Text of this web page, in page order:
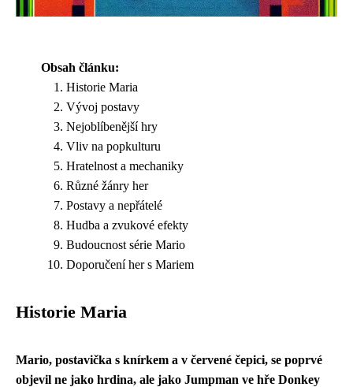
Obsah článku:
Historie Maria
Vývoj postavy
Nejoblíbenější hry
Vliv na popkulturu
Hratelnost a mechaniky
Různé žánry her
Postavy a nepřátelé
Hudba a zvukové efekty
Budoucnost série Mario
Doporučení her s Mariem
Historie Maria
Mario, postavička s knírkem a v červené čepici, se poprvé
objevil ne jako hrdina, ale jako Jumpman ve hře Donkey